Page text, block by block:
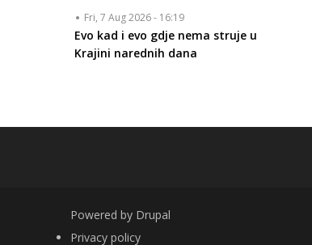
Fri, 7 Aug 2026 - 16:19
Evo kad i evo gdje nema struje u
Krajini narednih dana
Powered by Drupal
FOOTER
Privacy policy